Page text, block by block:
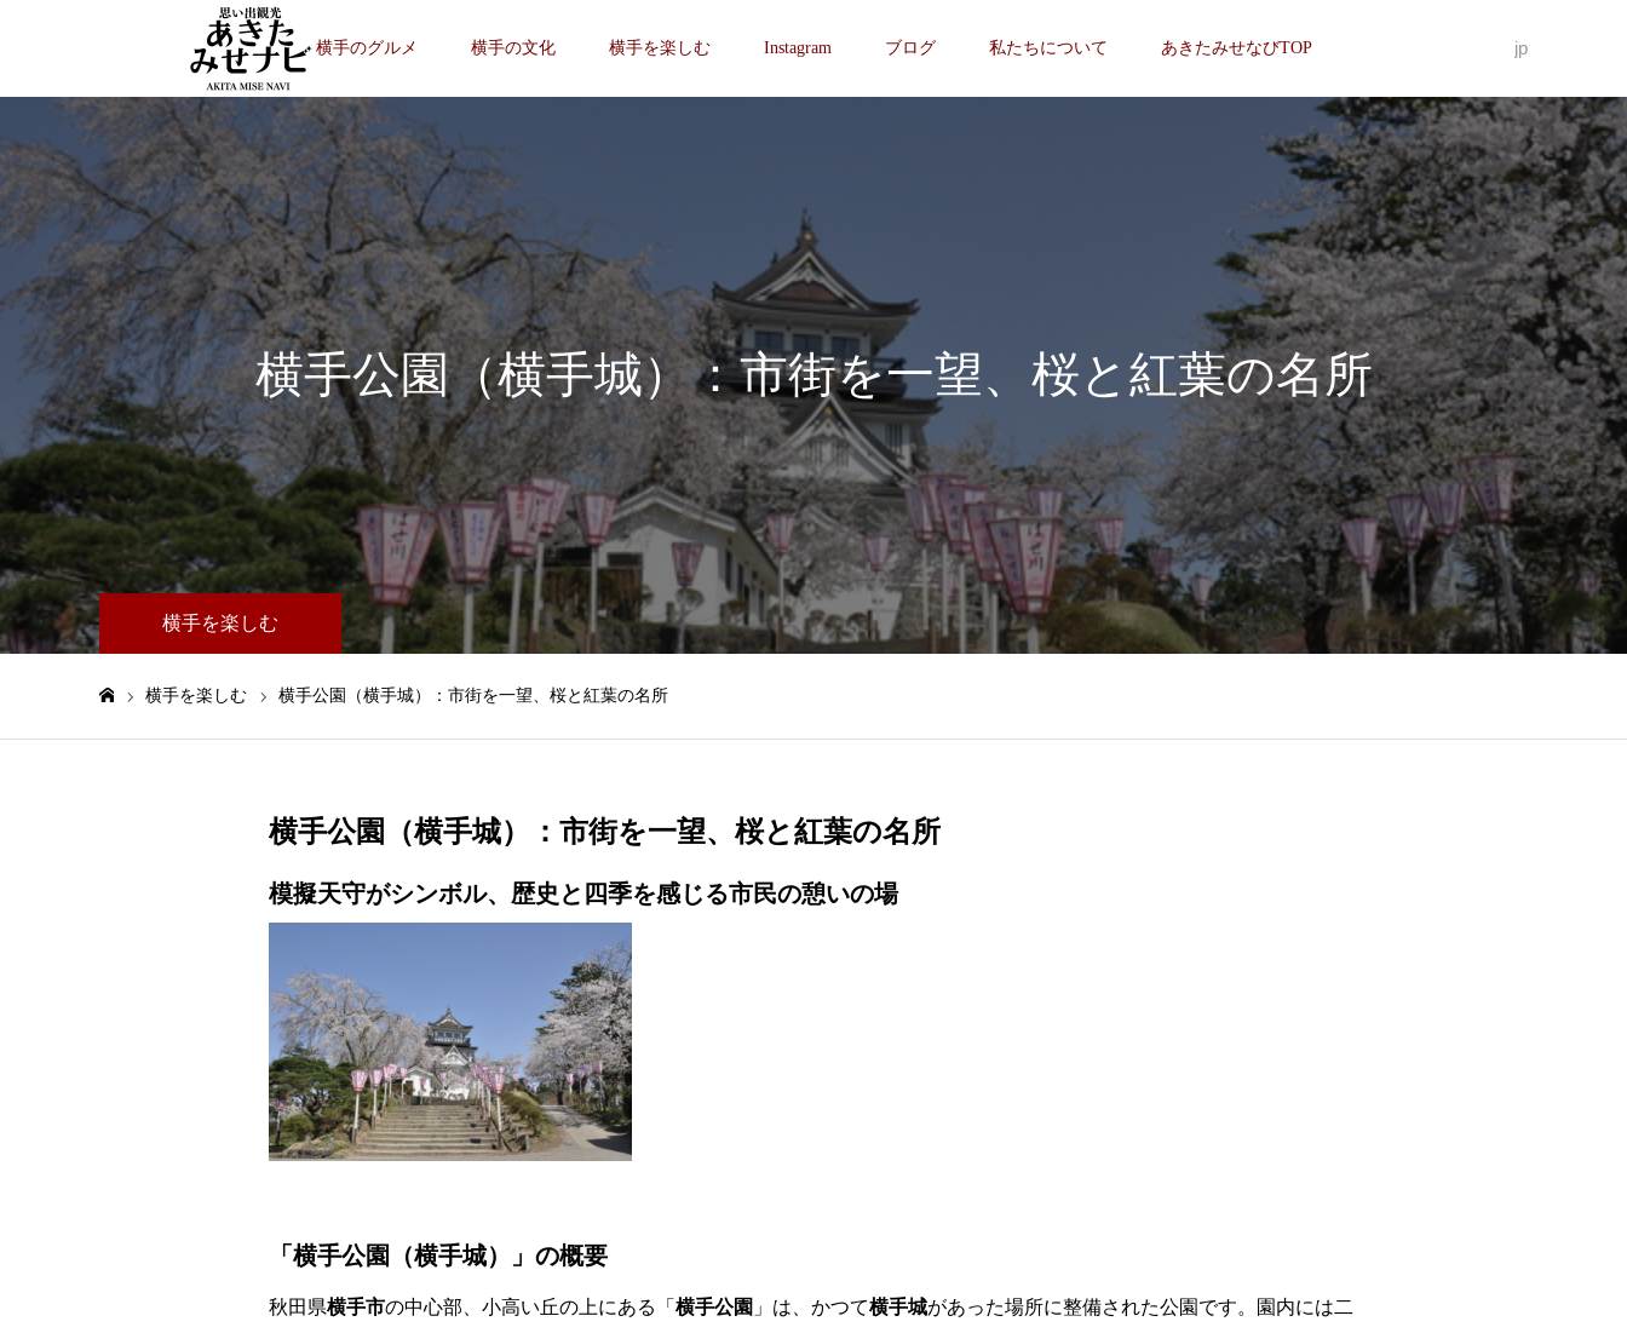
横手のグルメ 横手の文化 横手を楽しむ Instagram ブログ 私たちについて あきたみせなびTOP jp
横手公園（横手城）：市街を一望、桜と紅葉の名所
横手を楽しむ
横手を楽しむ 横手公園（横手城）：市街を一望、桜と紅葉の名所
横手公園（横手城）：市街を一望、桜と紅葉の名所
模擬天守がシンボル、歴史と四季を感じる市民の憩いの場
「横手公園（横手城）」の概要
秋田県横手市の中心部、小高い丘の上にある「 横手公園 」は、かつて横手城があった場所に整備された公園です。園内には二